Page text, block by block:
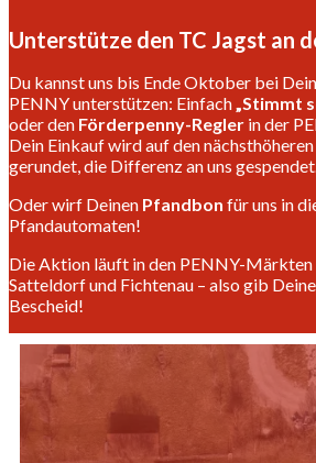
Unterstütze den TC Jagst an
Du kannst uns bis Ende Oktober bei
PENNY unterstützen: Einfach„Stimmt
oder den Förderpenny-Regler in der
Dein Einkauf wird auf den
gerundet, die Differenz an uns
Oder wirf Deinen Pfandbon für uns in
Pfandautomaten!
Die Aktion läuft in den PENNY-Märkten
Satteldorf und Fichtenau – also gib
Bescheid!